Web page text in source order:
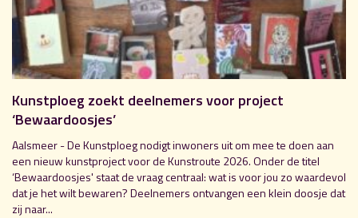
Kunstploeg zoekt deelnemers voor project
‘Bewaardoosjes’
Aalsmeer - De Kunstploeg nodigt inwoners uit om mee te doen aan
een nieuw kunstproject voor de Kunstroute 2026. Onder de titel
‘Bewaardoosjes' staat de vraag centraal: wat is voor jou zo waardevol
dat je het wilt bewaren? Deelnemers ontvangen een klein doosje dat
zij naar...